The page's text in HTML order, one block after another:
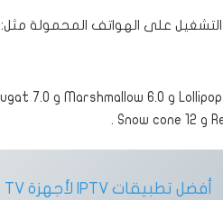
على الهواتف المحمولة مثل:
أفضل تطبيقات IPTV لأجهزة Apple TV